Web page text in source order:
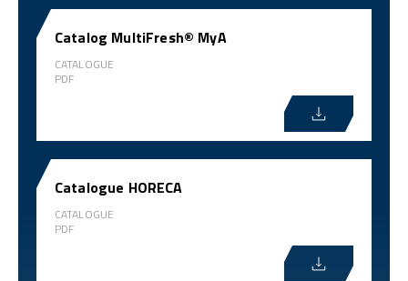
Catalog MultiFresh® MyA
CATALOGUE
PDF
Catalogue HORECA
CATALOGUE
PDF